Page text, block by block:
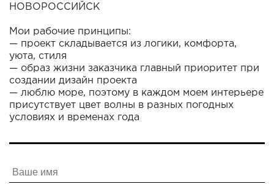
НОВОРОССИЙСК
Мои рабочие принципы:
— проект складывается из логики, комфорта,
уюта, стиля
— образ жизни заказчика главный приоритет при
создании дизайн проекта
— люблю море, поэтому в каждом моем интерьере
присутствует цвет волны в разных погодных
условиях и временах года